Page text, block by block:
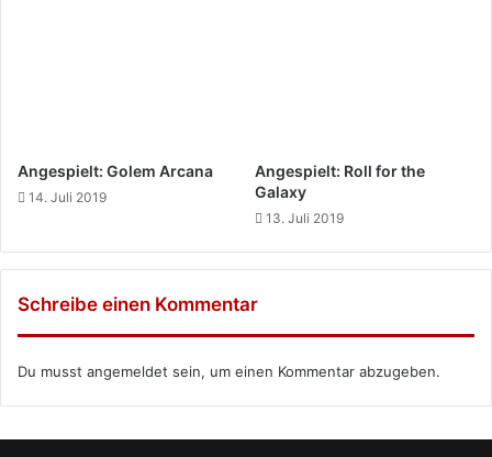
Angespielt: Golem Arcana
14. Juli 2019
Angespielt: Roll for the
Galaxy
13. Juli 2019
Schreibe einen Kommentar
Du musst angemeldet sein, um einen Kommentar abzugeben.